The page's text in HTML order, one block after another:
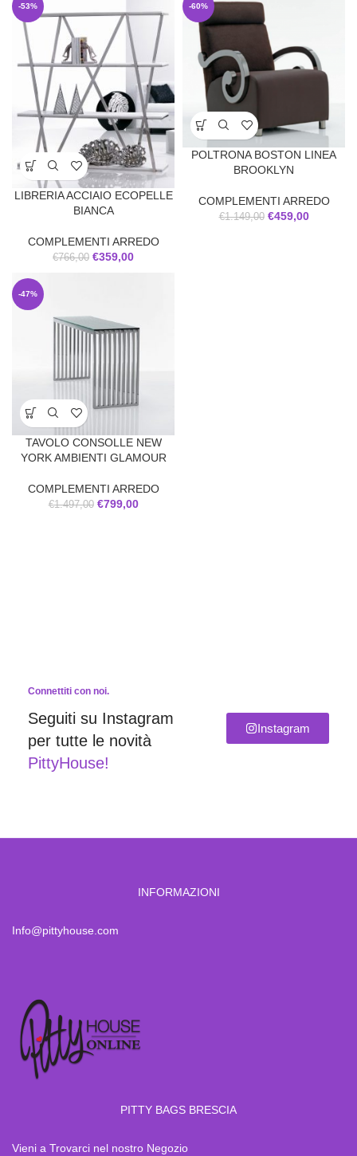
-53%
LIBRERIA ACCIAIO ECOPELLE
BIANCA
COMPLEMENTI ARREDO
€766,00 €359,00
-60%
POLTRONA BOSTON LINEA
BROOKLYN
COMPLEMENTI ARREDO
€1.149,00 €459,00
-47%
TAVOLO CONSOLLE NEW
YORK AMBIENTI GLAMOUR
COMPLEMENTI ARREDO
€1.497,00 €799,00
Connettiti con noi.
Seguiti su Instagram
per tutte le novità
PittyHouse!
Instagram
INFORMAZIONI
Info@pittyhouse.com
PITTY BAGS BRESCIA
Vieni a Trovarci nel nostro Negozio